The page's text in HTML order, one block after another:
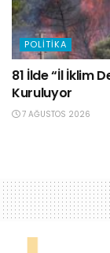
POLITIKA
81 İlde “İl İklim
Kuruluyor
7 AĞUSTOS 2026